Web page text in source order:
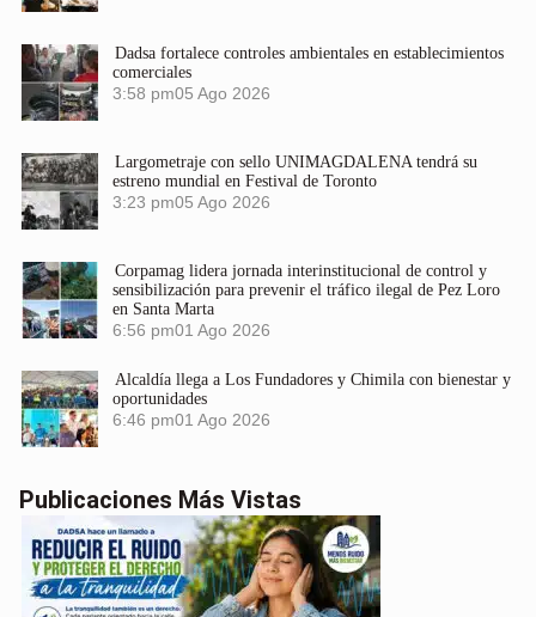
Dadsa fortalece controles ambientales en establecimientos
comerciales
3:58 pm05 Ago 2026
Largometraje con sello UNIMAGDALENA tendrá su
estreno mundial en Festival de Toronto
3:23 pm05 Ago 2026
Corpamag lidera jornada interinstitucional de control y
sensibilización para prevenir el tráfico ilegal de Pez Loro
en Santa Marta
6:56 pm01 Ago 2026
Alcaldía llega a Los Fundadores y Chimila con bienestar y
oportunidades
6:46 pm01 Ago 2026
Publicaciones Más Vistas